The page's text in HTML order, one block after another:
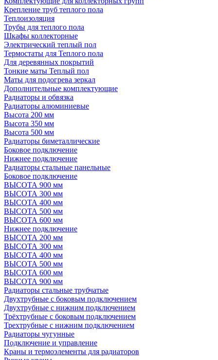
Крепление труб теплого пола
Теплоизоляция
Трубы для теплого пола
Шкафы коллекторные
Электрический теплый пол
Термостаты для Теплого пола
Для деревянных покрытий
Тонкие маты Теплый пол
Маты для подогрева зеркал
Дополнительные комплектующие
Радиаторы и обвязка
Радиаторы алюминиевые
Высота 200 мм
Высота 350 мм
Высота 500 мм
Радиаторы биметаллические
Боковое подключение
Нижнее подключение
Радиаторы стальные панельные
Боковое подключение
ВЫСОТА 900 мм
ВЫСОТА 300 мм
ВЫСОТА 400 мм
ВЫСОТА 500 мм
ВЫСОТА 600 мм
Нижнее подключение
ВЫСОТА 200 мм
ВЫСОТА 300 мм
ВЫСОТА 400 мм
ВЫСОТА 500 мм
ВЫСОТА 600 мм
ВЫСОТА 900 мм
Радиаторы стальные трубчатые
Двухтрубные с боковым подключением
Двухтрубные с нижним подключением
Трёхтрубные с боковым подключением
Трехтрубные с нижним подключением
Радиаторы чугунные
Подключение и управление
Краны и термоэлементы для радиаторов